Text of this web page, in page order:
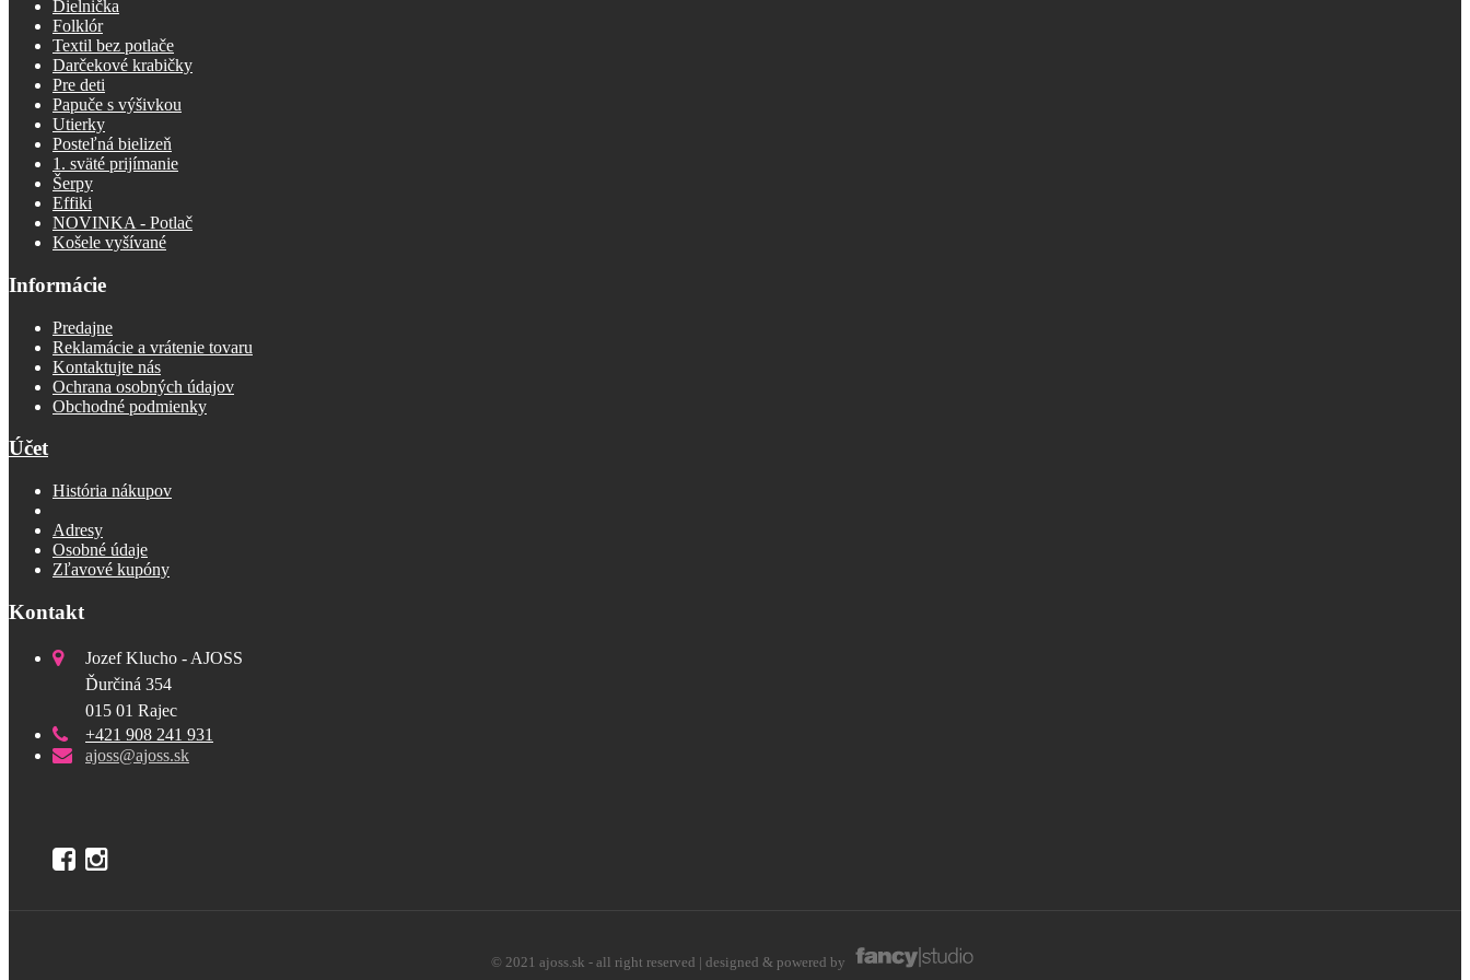
Dielnička
Folklór
Textil bez potlače
Darčekové krabičky
Pre deti
Papuče s výšivkou
Utierky
Posteľná bielizeň
1. sväté prijímanie
Šerpy
Effiki
NOVINKA - Potlač
Košele vyšívané
Informácie
Predajne
Reklamácie a vrátenie tovaru
Kontaktujte nás
Ochrana osobných údajov
Obchodné podmienky
Účet
História nákupov
Adresy
Osobné údaje
Zľavové kupóny
Kontakt
Jozef Klucho - AJOSS
Ďurčiná 354
015 01 Rajec
+421 908 241 931
ajoss@ajoss.sk
© 2021 ajoss.sk - all right reserved | designed & powered by